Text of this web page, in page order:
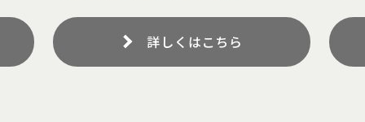
詳しくはこちら